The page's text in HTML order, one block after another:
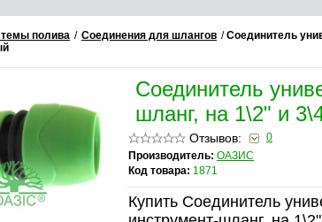
полива / Соединения для шлангов /Соединитель
Соединитель
шланг, на 1\2" и
Отзывов:
0
Производитель: ОАЗИС
Код товара: 1871
Купить Соединитель